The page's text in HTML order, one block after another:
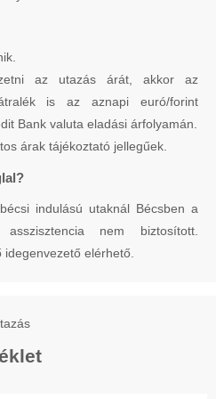
az utazás árát, akkor az
is az aznapi euró/forint
Bank valuta eladási árfolyamán.
árak tájékoztató jellegűek.
indulású utaknál Bécsben a
nem biztosított.
idegenvezető elérhető.